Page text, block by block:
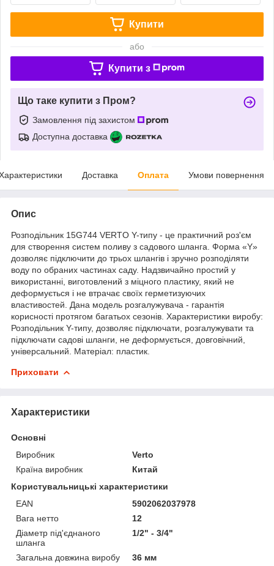
Купити
або
Купити з
Що таке купити з Пром?
Замовлення під захистом
Доступна доставка
Доставка Оплата Умови повернення
Опис
Розподільник 15G744 VERTO Y-типу - це практичний роз'єм
для створення систем поливу з садового шланга. Форма «Y»
дозволяє підключити до трьох шлангів і зручно розподіляти
воду по обраних частинах саду. Надзвичайно простий у
використанні, виготовлений з міцного пластику, який не
деформується і не втрачає своїх герметизуючих
властивостей. Дана модель розгалужувача - гарантія
корисності протягом багатьох сезонів. Характеристики виробу:
Розподільник Y-типу, дозволяє підключати, розгалужувати та
підключати садові шланги, не деформується, довговічний,
універсальний. Матеріал: пластик.
Приховати
Характеристики
Основні
Виробник
Verto
Країна виробник
Китай
Користувальницькі характеристики
EAN
5902062037978
Вага нетто
12
Діаметр під'єднаного
шланга
1/2" - 3/4"
Загальна довжина виробу
36 мм